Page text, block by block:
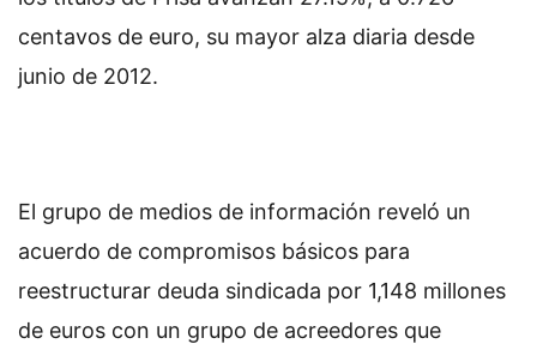
centavos de euro, su mayor alza diaria desde
junio de 2012.
El grupo de medios de información reveló un
acuerdo de compromisos básicos para
reestructurar deuda sindicada por 1,148 millones
de euros con un grupo de acreedores que